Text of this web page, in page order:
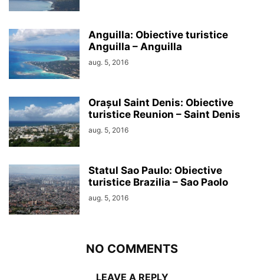
Anguilla: Obiective turistice
Anguilla – Anguilla
aug. 5, 2016
Orașul Saint Denis: Obiective
turistice Reunion – Saint Denis
aug. 5, 2016
Statul Sao Paulo: Obiective
turistice Brazilia – Sao Paolo
aug. 5, 2016
NO COMMENTS
LEAVE A REPLY